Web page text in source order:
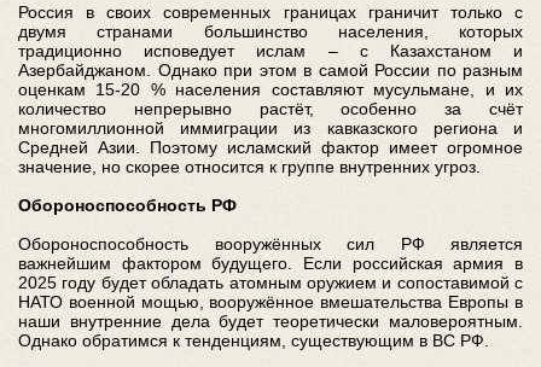
Россия в своих современных границах граничит только с
двумя странами большинство населения, которых
традиционно исповедует ислам – с Казахстаном и
Азербайджаном. Однако при этом в самой России по разным
оценкам 15-20 % населения составляют мусульмане, и их
количество непрерывно растёт, особенно за счёт
многомиллионной иммиграции из кавказского региона и
Средней Азии. Поэтому исламский фактор имеет огромное
значение, но скорее относится к группе внутренних угроз.
Обороноспособность РФ
Обороноспособность вооружённых сил РФ является
важнейшим фактором будущего. Если российская армия в
2025 году будет обладать атомным оружием и сопоставимой с
НАТО военной мощью, вооружённое вмешательства Европы в
наши внутренние дела будет теоретически маловероятным.
Однако обратимся к тенденциям, существующим в ВС РФ.